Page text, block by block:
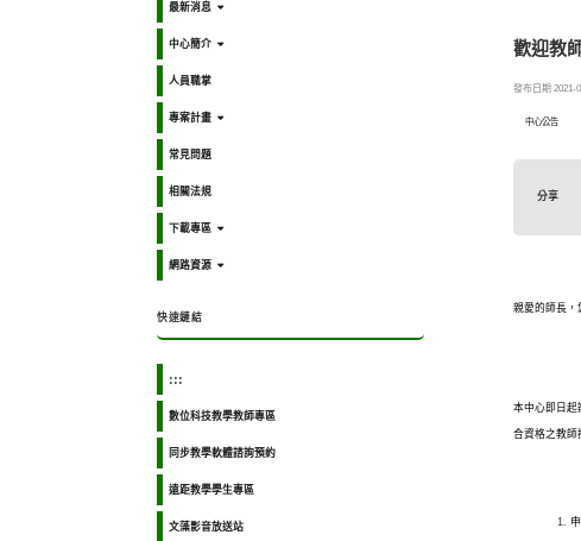
最新消息
中心簡介
人員職掌
專案計畫
常見問題
相關法規
下載專區
網路資源
快速鏈結
:::
數位科技教學教師專區
同步教學軟體諮詢預約
遠距教學學生專區
文藻影音放送站
歡迎教
發布日期 2021-
中心公告
分享
親愛的師長，
本中心即日起
合資格之教師